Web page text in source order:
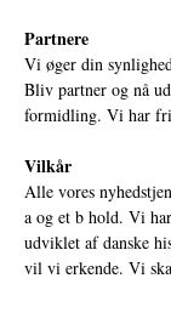
Partnere
Vi øger din
Bliv partner og nå
formidling. Vi har
Vilkår
Alle vores
a og et b hold. Vi
udviklet af danske
vil vi erkende. Vi